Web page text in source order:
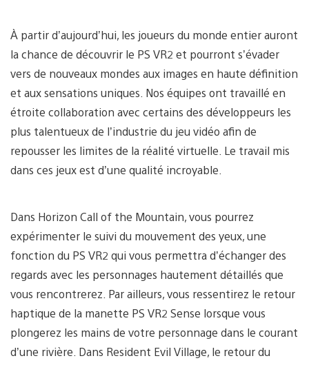
À partir d’aujourd’hui, les joueurs du monde entier auront
la chance de découvrir le PS VR2 et pourront s’évader
vers de nouveaux mondes aux images en haute définition
et aux sensations uniques. Nos équipes ont travaillé en
étroite collaboration avec certains des développeurs les
plus talentueux de l’industrie du jeu vidéo afin de
repousser les limites de la réalité virtuelle. Le travail mis
dans ces jeux est d’une qualité incroyable.
Dans Horizon Call of the Mountain, vous pourrez
expérimenter le suivi du mouvement des yeux, une
fonction du PS VR2 qui vous permettra d’échanger des
regards avec les personnages hautement détaillés que
vous rencontrerez. Par ailleurs, vous ressentirez le retour
haptique de la manette PS VR2 Sense lorsque vous
plongerez les mains de votre personnage dans le courant
d’une rivière. Dans Resident Evil Village, le retour du